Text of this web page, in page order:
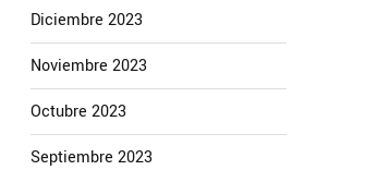
Diciembre 2023
Noviembre 2023
Octubre 2023
Septiembre 2023